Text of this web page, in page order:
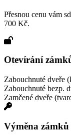
Přesnou cenu vám
700 Kč.
Otevírání
Zabouchnuté dveře
Zabouchnuté bezp.
Zamčené dveře
Výměna zámků